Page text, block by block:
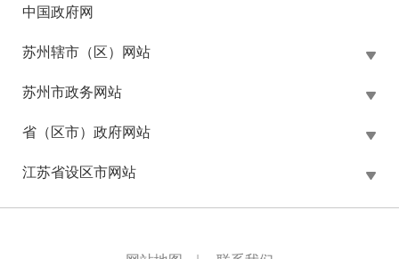
中国政府网
苏州辖市（区）网站
苏州市政务网站
省（区市）政府网站
江苏省设区市网站